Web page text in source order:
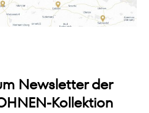
Newsletter der
Kollektion